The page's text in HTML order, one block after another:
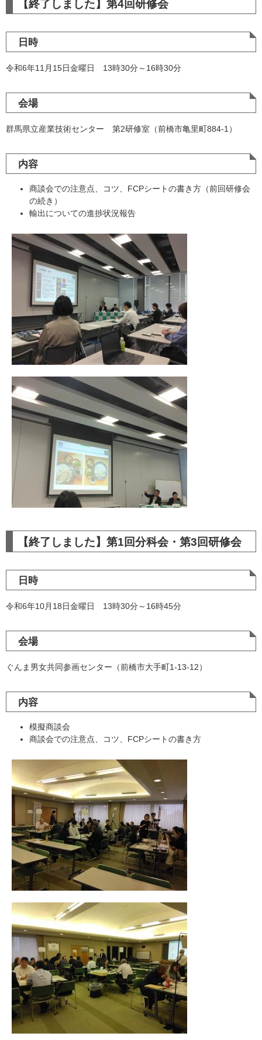
【終了しました】第4回研修会
日時
令和6年11月15日金曜日 13時30分～16時30分
会場
群馬県立産業技術センター 第2研修室（前橋市亀里町884-1）
内容
商談会での注意点、コツ、FCPシートの書き方（前回研修会
の続き）
輸出についての進捗状況報告
【終了しました】第1回分科会・第3回研修会
日時
令和6年10月18日金曜日 13時30分～16時45分
会場
ぐんま男女共同参画センター（前橋市大手町1-13-12）
内容
模擬商談会
商談会での注意点、コツ、FCPシートの書き方